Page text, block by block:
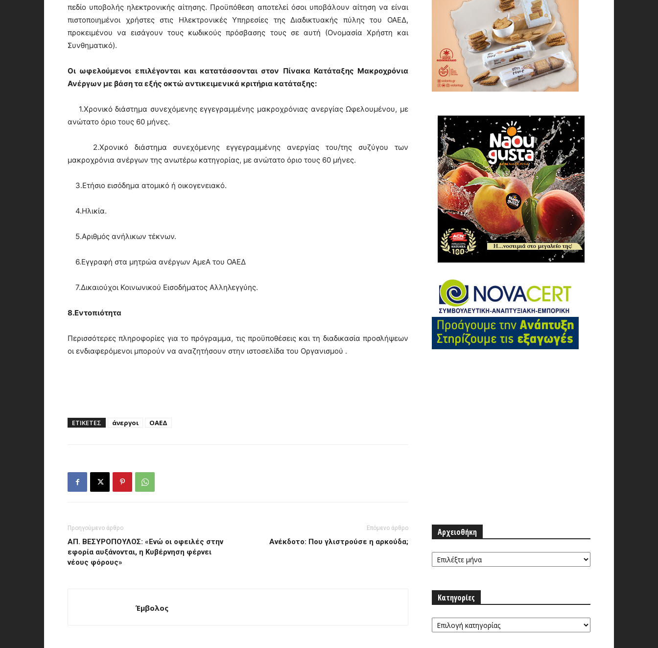
πεδίο υποβολής ηλεκτρονικής αίτησης. Προϋπόθεση αποτελεί όσοι υποβάλουν αίτηση να είναι
πιστοποιημένοι χρήστες στις Ηλεκτρονικές Υπηρεσίες της Διαδικτυακής πύλης του ΟΑΕΔ,
προκειμένου να εισάγουν τους κωδικούς πρόσβασης τους σε αυτή (Ονομασία Χρήστη και
Συνθηματικό).
Οι ωφελούμενοι επιλέγονται και κατατάσσονται στον Πίνακα Κατάταξης Μακροχρόνια
Ανέργων με βάση τα εξής οκτώ αντικειμενικά κριτήρια κατάταξης:
1.Χρονικό διάστημα συνεχόμενης εγγεγραμμένης μακροχρόνιας ανεργίας Ωφελουμένου, με
ανώτατο όριο τους 60 μήνες.
2.Χρονικό διάστημα συνεχόμενης εγγεγραμμένης ανεργίας του/της συζύγου των
μακροχρόνια ανέργων της ανωτέρω κατηγορίας, με ανώτατο όριο τους 60 μήνες.
3.Ετήσιο εισόδημα ατομικό ή οικογενειακό.
4.Ηλικία.
5.Αριθμός ανήλικων τέκνων.
6.Εγγραφή στα μητρώα ανέργων ΑμεΑ του ΟΑΕΔ
7.Δικαιούχοι Κοινωνικού Εισοδήματος Αλληλεγγύης.
8.Εντοπιότητα
Περισσότερες πληροφορίες για το πρόγραμμα, τις προϋποθέσεις και τη διαδικασία προσλήψεων
οι ενδιαφερόμενοι μπορούν να αναζητήσουν στην ιστοσελίδα του Οργανισμού .
ΕΤΙΚΕΤΕΣ άνεργοι ΟΑΕΔ
Προηγούμενο άρθρο
ΑΠ. ΒΕΣΥΡΟΠΟΥΛΟΣ: «Ενώ οι οφειλές στην
εφορία αυξάνονται, η Κυβέρνηση φέρνει
νέους φόρους»
Επόμενο άρθρο
Ανέκδοτο: Που γλιστρούσε η αρκούδα;
Έμβολος
Αρχειοθήκη
Αρχειοθήκη
Κατηγορίες
Κατηγορίες